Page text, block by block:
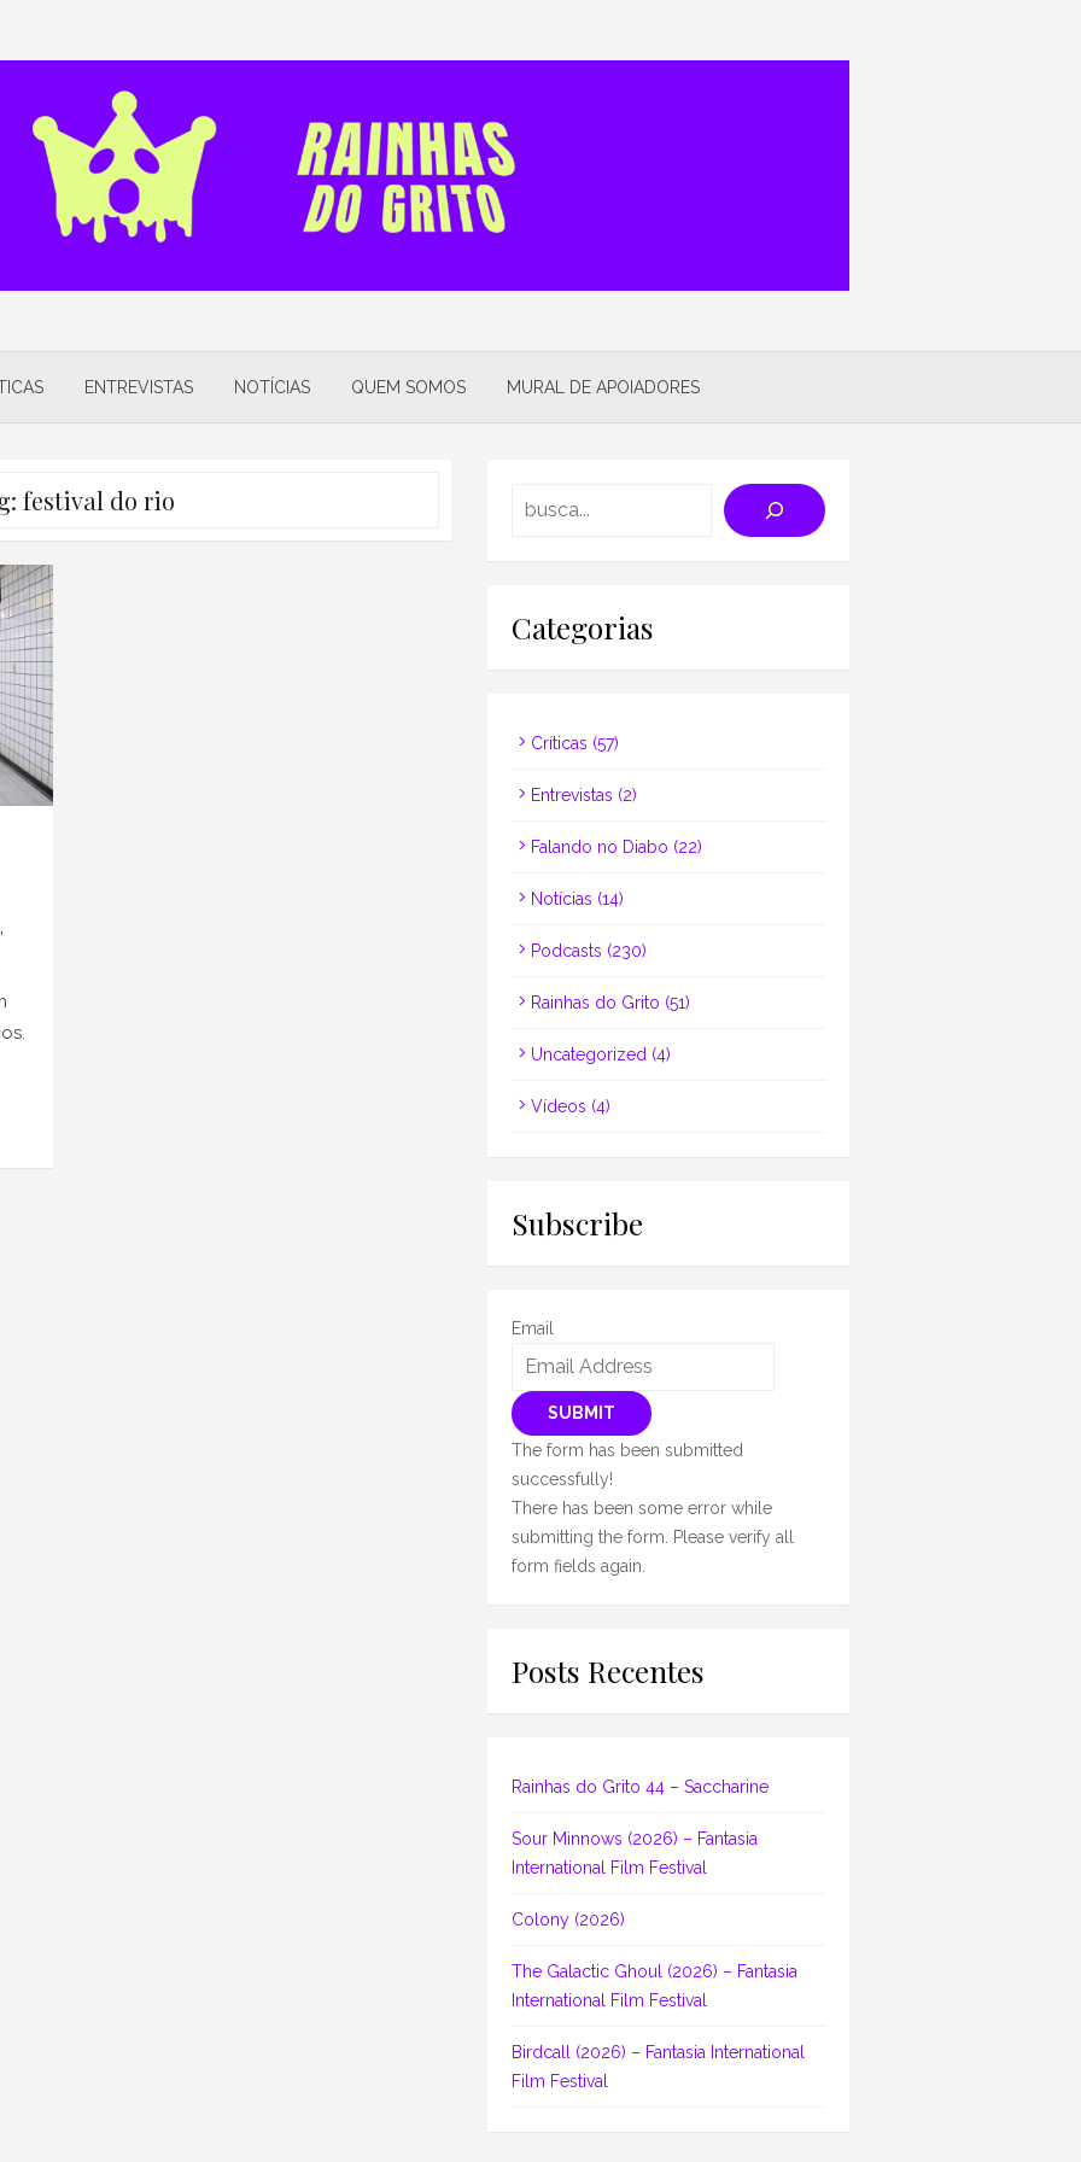
ENTREVISTAS NOTÍCIAS QUEM SOMOS MURAL DE APOIADORES
festival do rio
Categorias
Críticas (57)
Entrevistas (2)
Falando no Diabo (22)
Notícias (14)
Podcasts (230)
Rainhas do Grito (51)
Uncategorized (4)
Vídeos (4)
Subscribe
Email
SUBMIT
The form has been submitted
successfully!
There has been some error while
submitting the form. Please verify all
form fields again.
Posts Recentes
Rainhas do Grito 44 – Saccharine
Sour Minnows (2026) – Fantasia
International Film Festival
Colony (2026)
The Galactic Ghoul (2026) – Fantasia
International Film Festival
Birdcall (2026) – Fantasia International
Film Festival